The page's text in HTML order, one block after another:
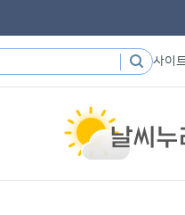
사이